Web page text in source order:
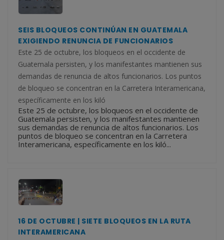
SEIS BLOQUEOS CONTINÚAN EN GUATEMALA
EXIGIENDO RENUNCIA DE FUNCIONARIOS
Este 25 de octubre, los bloqueos en el occidente de
Guatemala persisten, y los manifestantes mantienen sus
demandas de renuncia de altos funcionarios. Los puntos
de bloqueo se concentran en la Carretera Interamericana,
específicamente en los kiló
Este 25 de octubre, los bloqueos en el occidente de
Guatemala persisten, y los manifestantes mantienen
sus demandas de renuncia de altos funcionarios. Los
puntos de bloqueo se concentran en la Carretera
Interamericana, específicamente en los kiló...
16 DE OCTUBRE | SIETE BLOQUEOS EN LA RUTA
INTERAMERICANA